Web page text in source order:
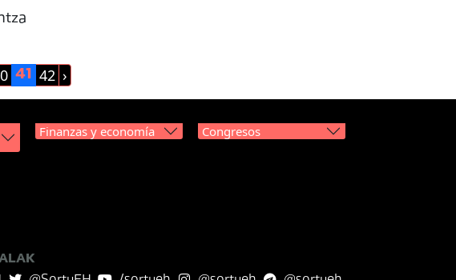
41 42 ›
Finanzas y economía Congresos